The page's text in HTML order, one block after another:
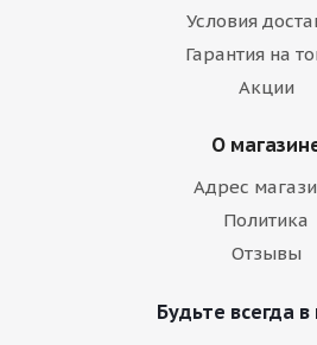
Условия
Гарантия на
Акции
О
Адрес
Политика
Отзывы
Будьте всегда в